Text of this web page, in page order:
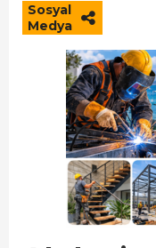
Sosyal
Medya